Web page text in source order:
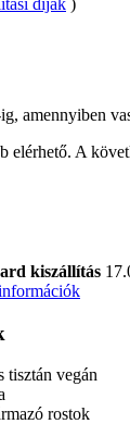
amennyiben
elérhető. A
kiszállítás
tisztán vegán
rostok